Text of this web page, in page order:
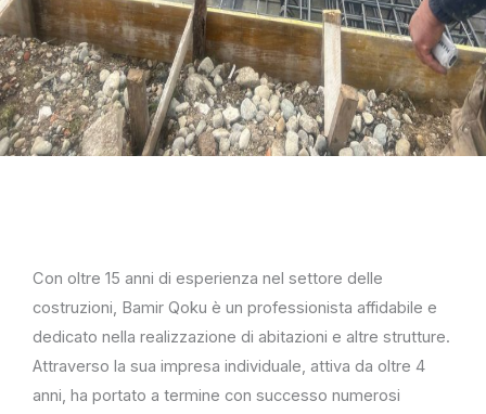
Con oltre 15 anni di esperienza nel settore delle
costruzioni, Bamir Qoku è un professionista affidabile e
dedicato nella realizzazione di abitazioni e altre strutture.
Attraverso la sua impresa individuale, attiva da oltre 4
anni, ha portato a termine con successo numerosi